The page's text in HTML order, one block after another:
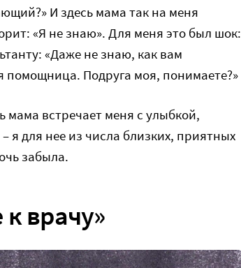
И здесь мама так на меня
«Я не знаю». Для меня это был шок:
«Даже не знаю, как вам
помощница. Подруга моя, понимаете?»
мама встречает меня с улыбкой,
я для нее из числа близких, приятных
забыла.
врачу»